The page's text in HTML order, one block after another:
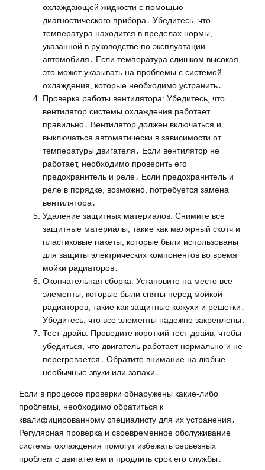
охлаждающей жидкости с помощью
диагностического прибора․ Убедитесь, что
температура находится в пределах нормы,
указанной в руководстве по эксплуатации
автомобиля․ Если температура слишком высокая,
это может указывать на проблемы с системой
охлаждения, которые необходимо устранить․
Проверка работы вентилятора: Убедитесь, что
вентилятор системы охлаждения работает
правильно․ Вентилятор должен включаться и
выключаться автоматически в зависимости от
температуры двигателя․ Если вентилятор не
работает, необходимо проверить его
предохранитель и реле․ Если предохранитель и
реле в порядке, возможно, потребуется замена
вентилятора․
Удаление защитных материалов: Снимите все
защитные материалы, такие как малярный скотч и
пластиковые пакеты, которые были использованы
для защиты электрических компонентов во время
мойки радиаторов․
Окончательная сборка: Установите на место все
элементы, которые были сняты перед мойкой
радиаторов, такие как защитные кожухи и решетки․
Убедитесь, что все элементы надежно закреплены․
Тест-драйв: Проведите короткий тест-драйв, чтобы
убедиться, что двигатель работает нормально и не
перегревается․ Обратите внимание на любые
необычные звуки или запахи․
Если в процессе проверки обнаружены какие-либо
проблемы, необходимо обратиться к
квалифицированному специалисту для их устранения․
Регулярная проверка и своевременное обслуживание
системы охлаждения помогут избежать серьезных
проблем с двигателем и продлить срок его службы․